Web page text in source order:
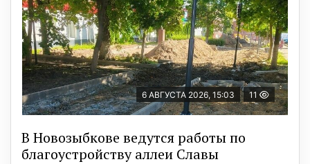
6 АВГУСТА 2026, 15:03 11
В Новозыбкове ведутся работы по
благоустройству аллеи Славы